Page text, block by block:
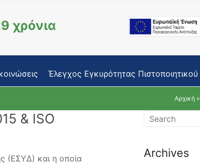
χρόνια
Έλεγχος Εγκυρότητας Πιστοποιητικού
Αρχική »
& ISO
(ΕΣΥΔ) και η οποία
Archives